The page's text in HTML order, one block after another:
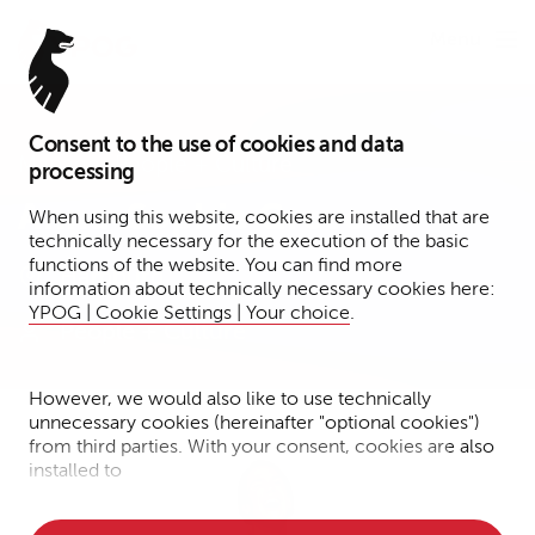
Consent to the use of cookies and data
processing
When using this website, cookies are installed that are
technically necessary for the execution of the basic
functions of the website. You can find more
information about technically necessary cookies here:
YPOG | Cookie Settings | Your choice.
However, we would also like to use technically
unnecessary cookies (hereinafter "optional cookies")
from third parties. With your consent, cookies are also
installed to
Manager People + Culture
Anna-Sophie Grevers
Hamburg